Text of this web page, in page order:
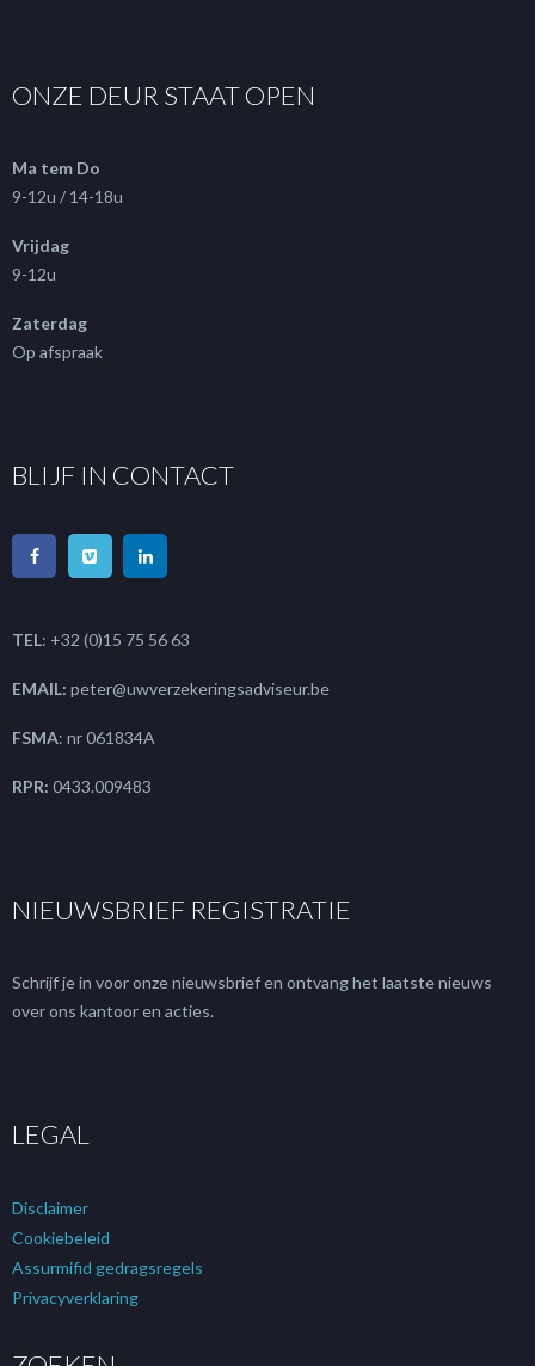
ONZE DEUR STAAT OPEN
Ma tem Do
9-12u / 14-18u
Vrijdag
9-12u
Zaterdag
Op afspraak
BLIJF IN CONTACT
TEL: +32 (0)15 75 56 63
EMAIL: peter@uwverzekeringsadviseur.be
FSMA: nr 061834A
RPR: 0433.009483
NIEUWSBRIEF REGISTRATIE
Schrijf je in voor onze nieuwsbrief en ontvang het laatste nieuws
over ons kantoor en acties.
LEGAL
Disclaimer
Cookiebeleid
Assurmifid gedragsregels
Privacyverklaring